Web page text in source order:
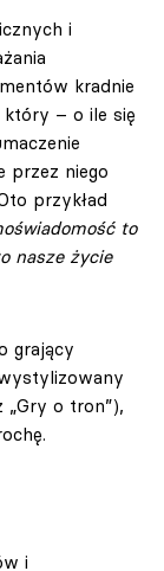
i
kradnie
– o ile się
przez niego
przykład
to
nasze życie
grający
„Gry o tron”),
i